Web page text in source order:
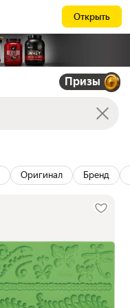
Открыть
Призы
Оригинал Бренд